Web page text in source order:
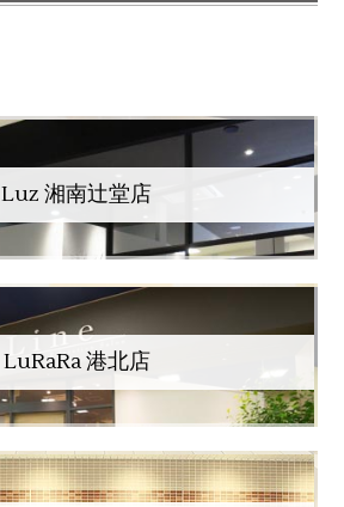
Luz 湘南辻堂店
LuRaRa 港北店